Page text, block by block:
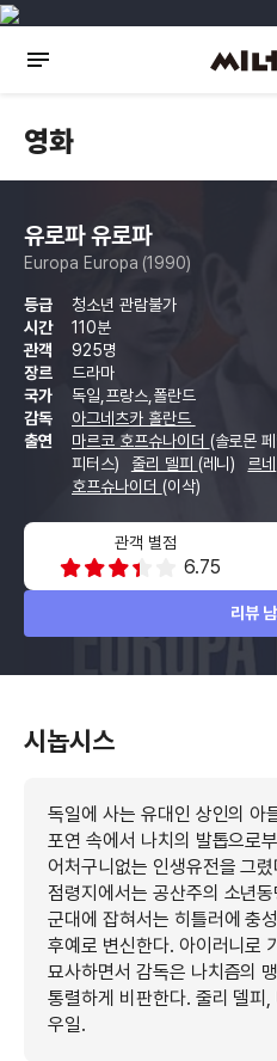
영화
유로파 유로파
Europa Europa (1990)
등급
청소년 관람불가
시간
110분
관객
925명
장르
드라마
국가
독일,프랑스,폴란드
감독
아그네츠카 홀란드
출연
마르코 호프슈나이더 (솔로몬
피터스)
줄리 델피 (레니)
르네
호프슈나이더 (이삭)
관객 별점
6.75
리뷰 남
시놉시스
독일에 사는 유대인 상인의 아
포연 속에서 나치의 발톱으로
어처구니없는 인생유전을 그렸
점령지에서는 공산주의 소년
군대에 잡혀서는 히틀러에 충
후예로 변신한다. 아이러니로
묘사하면서 감독은 나치즘의
통렬하게 비판한다. 줄리 델피
우일.